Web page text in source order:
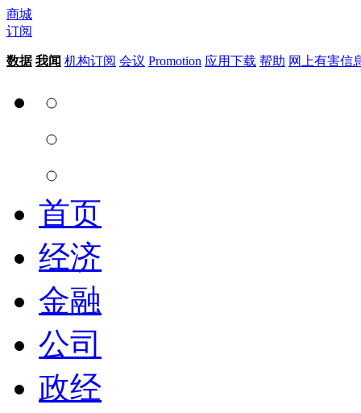
商城
订阅
数据 我闻 机构订阅 会议 Promotion 应用下载 帮助 网上有害信
首页
经济
金融
公司
政经